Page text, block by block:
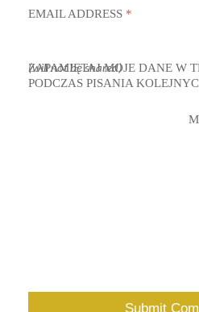
EMAIL ADDRESS *
(will not be shared)
ZAPAMIĘTAJ MOJE DANE W
PODCZAS PISANIA